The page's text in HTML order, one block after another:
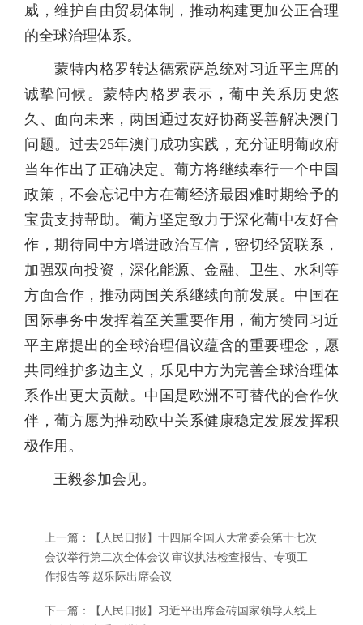
威，维护自由贸易体制，推动构建更加公正合理
的全球治理体系。
蒙特内格罗转达德索萨总统对习近平主席的
诚挚问候。蒙特内格罗表示，葡中关系历史悠
久、面向未来，两国通过友好协商妥善解决澳门
问题。过去25年澳门成功实践，充分证明葡政府
当年作出了正确决定。葡方将继续奉行一个中国
政策，不会忘记中方在葡经济最困难时期给予的
宝贵支持帮助。葡方坚定致力于深化葡中友好合
作，期待同中方增进政治互信，密切经贸联系，
加强双向投资，深化能源、金融、卫生、水利等
方面合作，推动两国关系继续向前发展。中国在
国际事务中发挥着至关重要作用，葡方赞同习近
平主席提出的全球治理倡议蕴含的重要理念，愿
共同维护多边主义，乐见中方为完善全球治理体
系作出更大贡献。中国是欧洲不可替代的合作伙
伴，葡方愿为推动欧中关系健康稳定发展发挥积
极作用。
王毅参加会见。
上一篇：
【人民日报】十四届全国人大常委会第十七次
会议举行第二次全体会议 审议执法检查报告、专项工
作报告等 赵乐际出席会议
下一篇：
【人民日报】习近平出席金砖国家领导人线上